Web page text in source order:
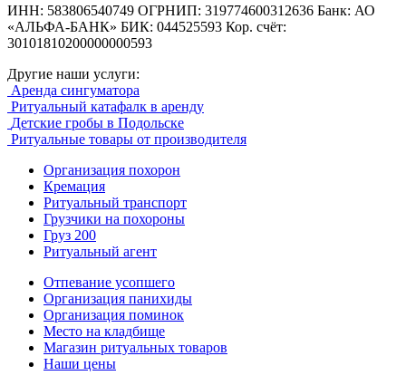
ИНН: 583806540749 ОГРНИП: 319774600312636 Банк: АО
«АЛЬФА-БАНК» БИК: 044525593 Кор. счёт:
30101810200000000593
Другие наши услуги:
Аренда сингуматора
Ритуальный катафалк в аренду
Детские гробы в Подольске
Ритуальные товары от производителя
Организация похорон
Кремация
Ритуальный транспорт
Грузчики на похороны
Груз 200
Ритуальный агент
Отпевание усопшего
Организация панихиды
Организация поминок
Место на кладбище
Магазин ритуальных товаров
Наши цены